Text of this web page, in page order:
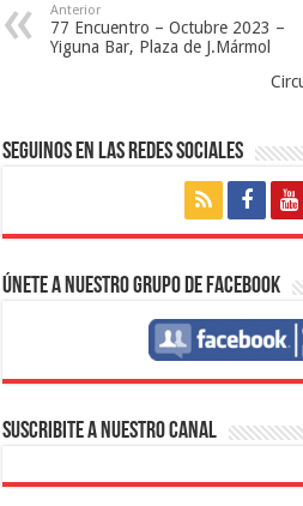
Anterior
77 Encuentro – Octubre 2023 –
Yiguna Bar, Plaza de J.Mármol
Seguinos en las Redes Sociales
Únete a nuestro Grupo de Facebook
SUSCRIBITE A NUESTRO CANAL